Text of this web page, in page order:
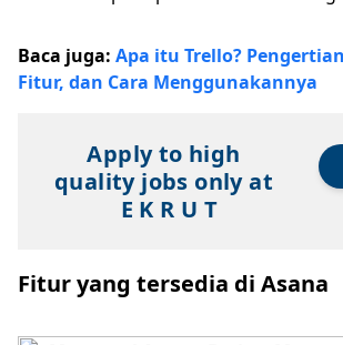
Baca juga: Apa itu Trello?
Fitur, dan Cara Menggunakannya
Apply to high
quality jobs only at
E K R U T
Fitur yang tersedia di Asana